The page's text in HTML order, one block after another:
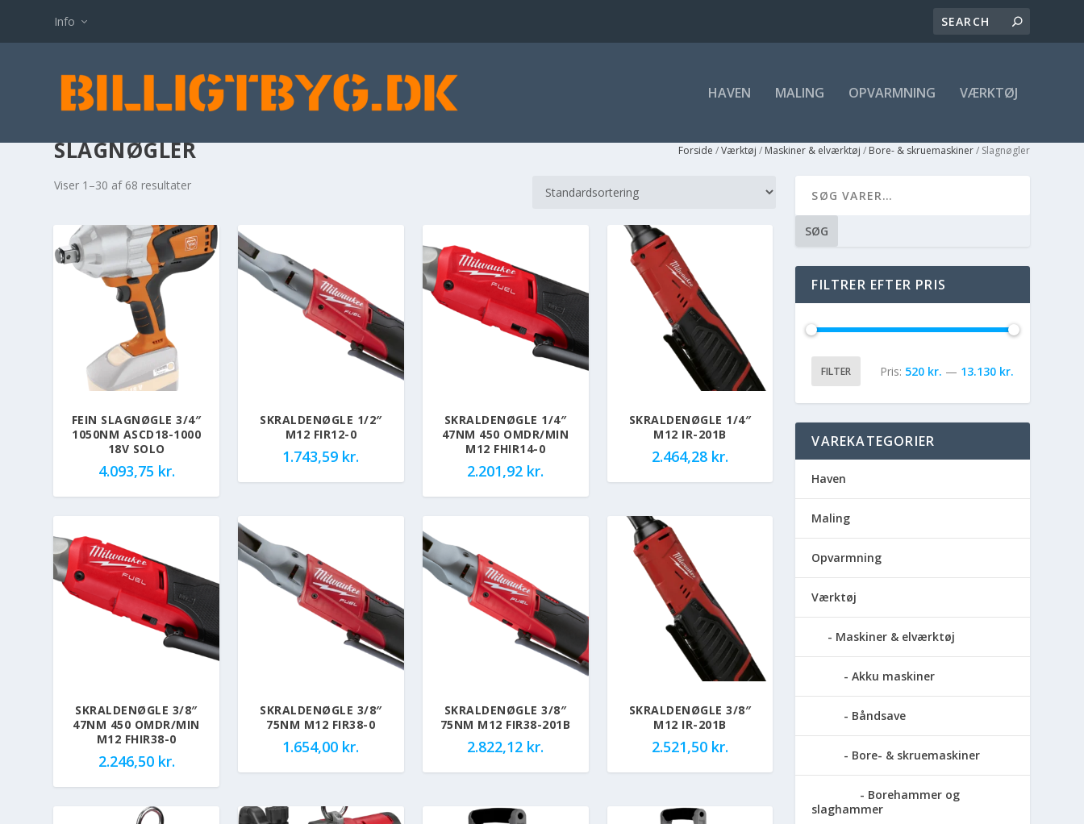
Info
HAVEN MALING OPVARMNING VÆRKTØJ
SLAGNØGLER Forside /Værktøj / Maskiner & elværktøj / Bore- & skruemaskiner/ Slagnøgler
Viser 1–30 af 68 resultater
FEIN SLAGNØGLE 3/4″
1050NM ASCD18-1000
18V SOLO
4.093,75 kr.
SKRALDENØGLE 1/2″
M12 FIR12-0
1.743,59 kr.
SKRALDENØGLE 1/4″
47NM 450 OMDR/MIN
M12 FHIR14-0
2.201,92 kr.
SKRALDENØGLE 1/4″
M12 IR-201B
2.464,28 kr.
SKRALDENØGLE 3/8″
47NM 450 OMDR/MIN
M12 FHIR38-0
2.246,50 kr.
SKRALDENØGLE 3/8″
75NM M12 FIR38-0
1.654,00 kr.
SKRALDENØGLE 3/8″
75NM M12 FIR38-201B
2.822,12 kr.
SKRALDENØGLE 3/8″
M12 IR-201B
2.521,50 kr.
SØG
FILTRER EFTER PRIS
FILTER Pris: 520 kr. — 13.130 kr.
VAREKATEGORIER
Haven
Maling
Opvarmning
Værktøj
Maskiner & elværktøj
Akku maskiner
Båndsave
Bore- & skruemaskiner
Borehammer og
slaghammer